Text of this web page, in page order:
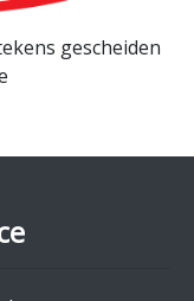
gescheiden